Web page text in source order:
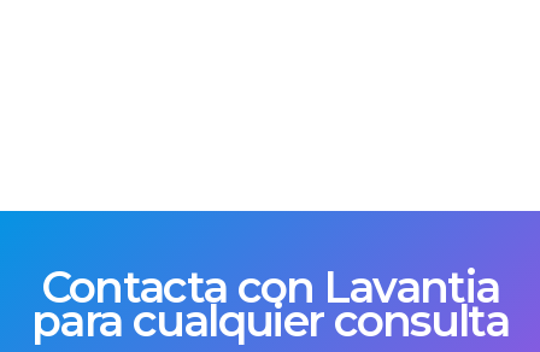
Contacta con Lavantia
para cualquier consulta